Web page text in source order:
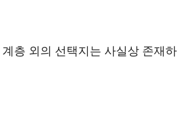
층 외의 선택지는 사실상 존재하